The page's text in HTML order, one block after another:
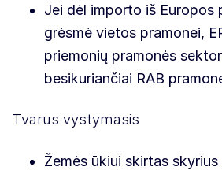
Jei dėl importo iš Europos
grėsmė vietos pramonei,
priemonių pramonės
besikuriančiai RAB
Tvarus vystymasis
Žemės ūkiui skirtas